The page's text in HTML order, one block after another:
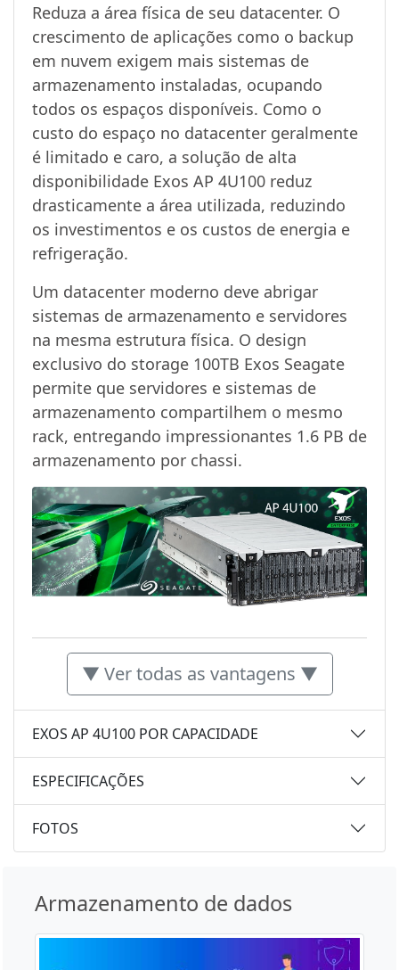
Reduza a área física de seu datacenter. O
crescimento de aplicações como o backup
em nuvem exigem mais sistemas de
armazenamento instaladas, ocupando
todos os espaços disponíveis. Como o
custo do espaço no datacenter geralmente
é limitado e caro, a solução de alta
disponibilidade Exos AP 4U100 reduz
drasticamente a área utilizada, reduzindo
os investimentos e os custos de energia e
refrigeração.
Um datacenter moderno deve abrigar
sistemas de armazenamento e servidores
na mesma estrutura física. O design
exclusivo do storage 100TB Exos Seagate
permite que servidores e sistemas de
armazenamento compartilhem o mesmo
rack, entregando impressionantes 1.6 PB de
armazenamento por chassi.
▼ Ver todas as vantagens ▼
EXOS AP 4U100 POR CAPACIDADE
ESPECIFICAÇÕES
FOTOS
Armazenamento de dados